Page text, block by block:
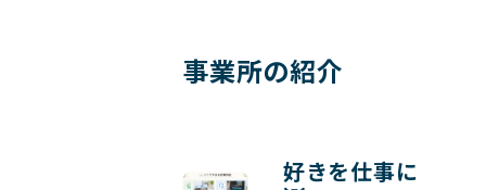
事業所の紹介
好きを仕事に